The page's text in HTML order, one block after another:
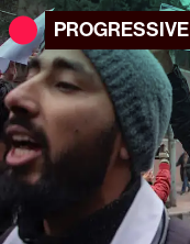
PROGRESSIVE